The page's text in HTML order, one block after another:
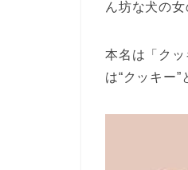
ん坊な犬の女
本名は「ク
は“クッキー”